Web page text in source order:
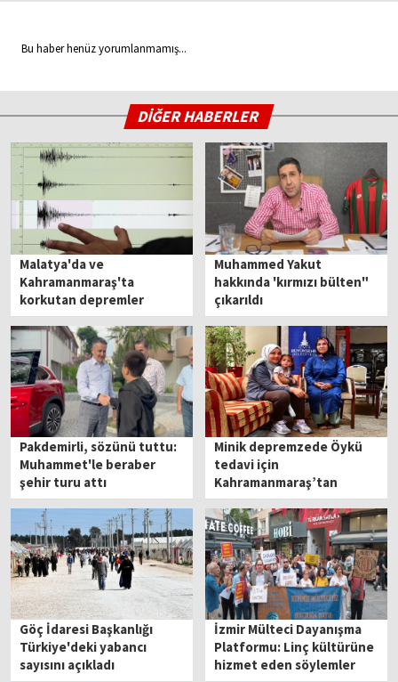
Bu haber henüz yorumlanmamış...
DİĞER HABERLER
Malatya'da ve
Kahramanmaraş'ta
korkutan depremler
Muhammed Yakut
hakkında 'kırmızı bülten"
çıkarıldı
Pakdemirli, sözünü tuttu:
Muhammet'le beraber
şehir turu attı
Minik depremzede Öykü
tedavi için
Kahramanmaraş’tan
İzmir’e getirildi
Göç İdaresi Başkanlığı
Türkiye'deki yabancı
sayısını açıkladı
İzmir Mülteci Dayanışma
Platformu: Linç kültürüne
hizmet eden söylemler